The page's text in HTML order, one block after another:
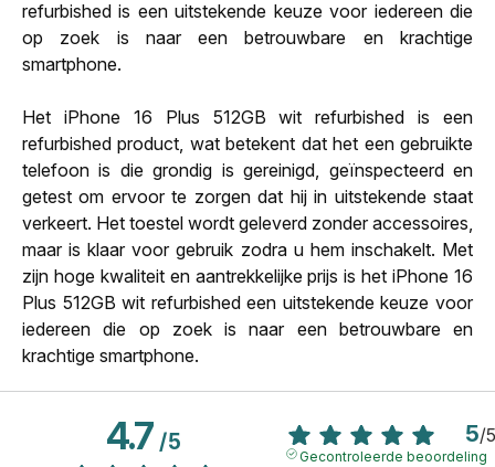
refurbished is een uitstekende keuze voor iedereen die
op zoek is naar een betrouwbare en krachtige
smartphone.
Het iPhone 16 Plus 512GB wit refurbished is een
refurbished product, wat betekent dat het een gebruikte
telefoon is die grondig is gereinigd, geïnspecteerd en
getest om ervoor te zorgen dat hij in uitstekende staat
verkeert. Het toestel wordt geleverd zonder accessoires,
maar is klaar voor gebruik zodra u hem inschakelt. Met
zijn hoge kwaliteit en aantrekkelijke prijs is het iPhone 16
Plus 512GB wit refurbished een uitstekende keuze voor
iedereen die op zoek is naar een betrouwbare en
krachtige smartphone.
4.7/5 5/5
Gecontroleerde beoordeling